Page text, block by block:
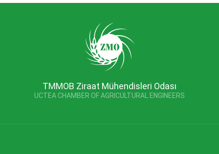
TMMOB Ziraat Mühendisleri Odası
UCTEA CHAMBER OF AGRICULTURAL ENGINEERS